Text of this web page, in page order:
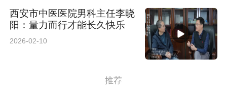
西安市中医医院男科主任李晓
阳：量力而行才能长久快乐
2026-02-10
推荐